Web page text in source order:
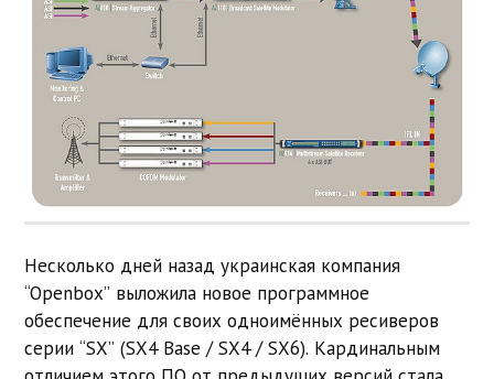
Несколько дней назад украинская компания
“Openbox” выложила новое программное
обеспечение для своих одноимённых ресиверов
серии “SX” (SX4 Base / SX4 / SX6). Кардинальным